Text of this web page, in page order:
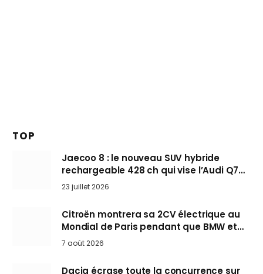
TOP
Jaecoo 8 : le nouveau SUV hybride
rechargeable 428 ch qui vise l’Audi Q7
arrive en Europe cet automne
23 juillet 2026
Citroën montrera sa 2CV électrique au
Mondial de Paris pendant que BMW et
Mini désertent le salon
7 août 2026
Dacia écrase toute la concurrence sur